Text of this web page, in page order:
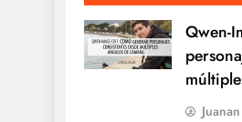
Qwen-